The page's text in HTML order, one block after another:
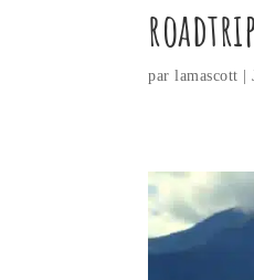
parlamascott |